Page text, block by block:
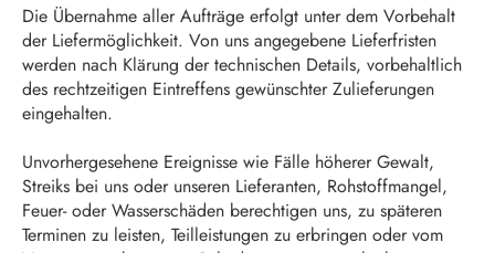
Die Übernahme aller Aufträge erfolgt unter dem Vorbehalt
der Liefermöglichkeit. Von uns angegebene Lieferfristen
werden nach Klärung der technischen Details, vorbehaltlich
des rechtzeitigen Eintreffens gewünschter Zulieferungen
eingehalten.
Unvorhergesehene Ereignisse wie Fälle höherer Gewalt,
Streiks bei uns oder unseren Lieferanten, Rohstoffmangel,
Feuer- oder Wasserschäden berechtigen uns, zu späteren
Terminen zu leisten, Teilleistungen zu erbringen oder vom